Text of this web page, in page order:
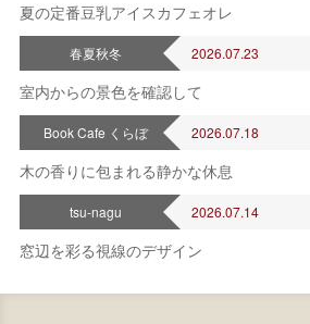
夏の定番豆乳アイスカフェオレ
春夏秋冬 2026.07.23
室内からの景色を確認して
Book Cafe くらぼ 2026.07.18
木の香りに包まれる静かな休息
tsu-nagu 2026.07.14
窓辺を彩る視線のデザイン